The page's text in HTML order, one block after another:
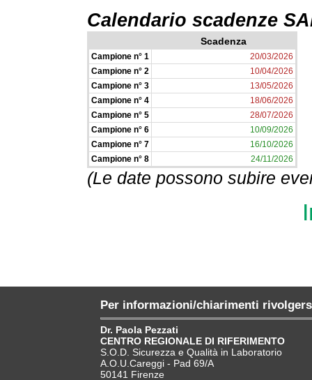
Calendario scadenze
Scadenza
Campione n° 1
20/03/2026
Campione n° 2
10/04/2026
Campione n° 3
13/05/2026
Campione n° 4
18/06/2026
Campione n° 5
28/07/2026
Campione n° 6
10/09/2026
Campione n° 7
16/10/2026
Campione n° 8
24/11/2026
(Le date possono subire
Per informazioni/chiarimenti
Dr. Paola Pezzati
CENTRO REGIONALE DI RIFERIMENTO
S.O.D. Sicurezza e Qualità in Laboratorio
A.O.U.Careggi - Pad 69/A
50141 Firenze